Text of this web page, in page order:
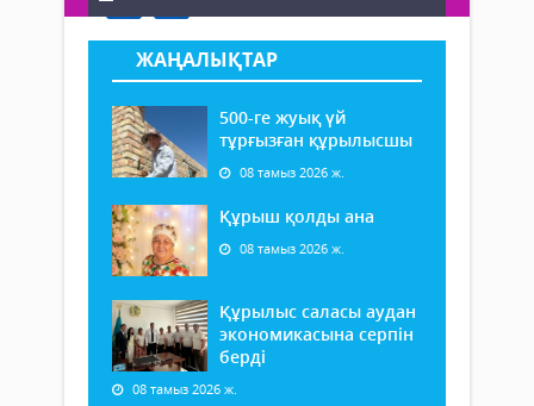
ЖАҢАЛЫҚТАР
500-ге жуық үй
тұрғызған құрылысшы
08 тамыз 2026 ж.
Құрыш қолды ана
08 тамыз 2026 ж.
Құрылыс саласы аудан
экономикасына серпін
берді
08 тамыз 2026 ж.